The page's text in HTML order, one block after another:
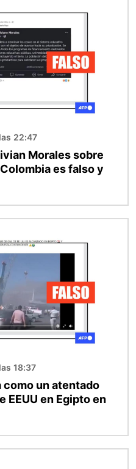
22:47
Morales sobre
es falso y
18:37
un atentado
EEUU en Egipto en